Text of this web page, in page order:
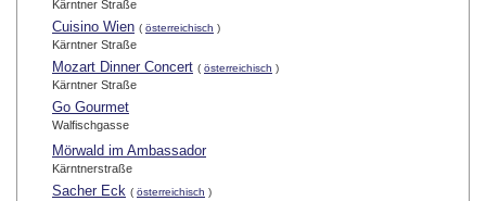
Kärntner Straße
Cuisino Wien ( österreichisch )
Kärntner Straße
Mozart Dinner Concert ( österreichisch )
Kärntner Straße
Go Gourmet
Walfischgasse
Mörwald im Ambassador
Kärntnerstraße
Sacher Eck ( österreichisch )